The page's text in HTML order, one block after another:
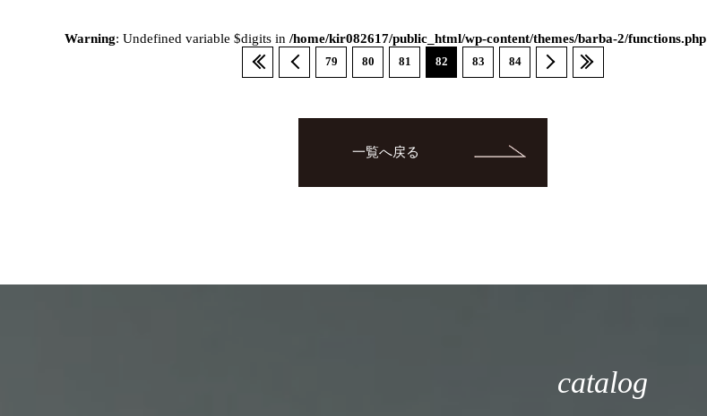
Warning: Undefined variable $digits in /home/kir082617/public_html/wp-content/themes/barba-2/functions.php
79 80 81 82 83 84
一覧へ戻る
catalog